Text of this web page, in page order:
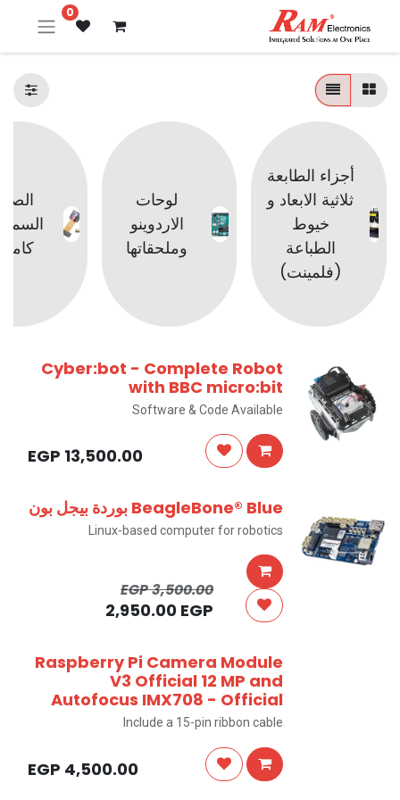
0
أجزاء الطابعة
ثلاثية الابعاد و
خيوط
الطباعة
(فلمينت)
لوحات
الاردوينو
وملحقاتها
Cyber:bot - Complete Robot
with BBC micro:bit
Software & Code Available
13,500.00
BeagleBone® Blue بوردة بيجل بون
Linux-based computer for robotics
3,500.00
EGP
2,950.00 EGP
Raspberry Pi Camera Module
V3 Official 12 MP and
Autofocus IMX708 - Official
Include a 15-pin ribbon cable
4,500.00